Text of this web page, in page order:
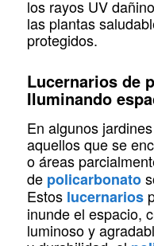
los rayos UV
las plantas
protegidos.
Lucernarios de
Iluminando
En algunos
aquellos que se
o áreas
de policarbonato
Estos lucernarios
inunde el espacio,
luminoso y